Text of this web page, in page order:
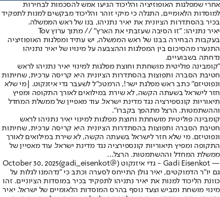
אחרי שמפלגות האופוזיציה והליכוד הגיעו אמש להסכמות לבחירות
למוסדות הלאומיים, התגלה כי מיקי זוהר והליכוד מבקשים למנות לתפקיד
בכיר בהסתדרות הציונית את יאיר נתניהו, בנו של ראש הממשלה.
יאיר נתניהו: "זו הסיבה שעזבתי את הארץ" // מתוך ערוץ Tov
בעקבות הבחירה בבנו של ראש הממשלה, יש עתיד ומפלגות האופוזיציה
התנערו מהסיכום בין המפלגות וההצבעה על מינויו של יאיר נתניהו
נדחתה בשבועיים.
"קומבינה פוליטית מושחתת וחוצת מפלגות למינוי יאיר נתניהו לראש
חטיבת הסברה ותפוצות בהסתדרות הציונית היא קריסה ערכית, שחיתות
ונפוטיזם" כתב ראש מפלגת ישר!, הרמטכ"ל לשעבר גדי איזנקוט. |מי שלא
חזר לישראל בשעתה הקשה, לא שירת במילואים לאורך התקופה ומפיץ
תיאוריות קונספירציה נגד מדינת ישראל. עוד מאפיין של ממשלת המחדל
וההשתמטות. הרצל מתהפך בקברו".
קומבינה פוליטית מושחתת וחוצת מפלגות למינוי יאיר נתניהו לראש
חטיבת הסברה ותפוצות בהסתדרות הציונית היא קריסה ערכית, שחיתות
ונפוטיזם. מי שלא חזר לישראל בשעתה הקשה, לא שירת במילואים לאורך
התקופה ומפיץ תיאוריות קונספירציה נגד מדינת ישראל. עוד מאפיין של
ממשלת המחדל וההשתמטות. הרצל…
— Gadi Eisenkot - גדי איזנקוט (@gadi_eisenkot)
October 30, 2025
גם יו"ר הדמוקטים, יאיר גולן התייחס לסערה וכתב כי ״נדהמנו לגלות על
כוונת הליכוד למנות את יאיר נתניהו לתפקיד בכיר במוסדות הציוניים. זהו
מינוי מושחת ומביש וצעד נוסף בהרס המוסדות הלאומיים של ישראל. יאיר